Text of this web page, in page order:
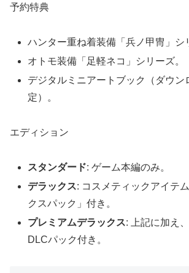
予約特典
ハンター重ね着装備「兵ノ甲冑」シ
オトモ装備「足軽ネコ」シリーズ。
デジタルミニアートブック（ダウン
定）。
エディション
スタンダード: ゲーム本編のみ。
デラックス: コスメティックアイテ
クスパック」付き。
プレミアムデラックス: 上記に加え
DLCパック付き。